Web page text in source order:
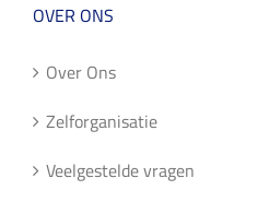
OVER ONS
Over Ons
Zelforganisatie
Veelgestelde vragen